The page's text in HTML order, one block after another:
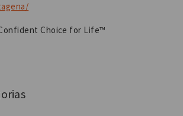
Choice for Life™